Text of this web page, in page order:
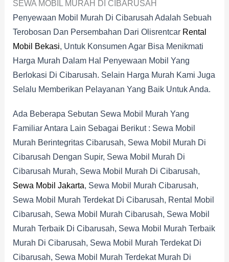
SEWA MOBIL MURAH DI CIBARUSAH
Penyewaan Mobil Murah Di Cibarusah Adalah Sebuah
Terobosan Dan Persembahan Dari Olisrentcar Rental
Mobil Bekasi, Untuk Konsumen Agar Bisa Menikmati
Harga Murah Dalam Hal Penyewaan Mobil Yang
Berlokasi Di Cibarusah. Selain Harga Murah Kami Juga
Selalu Memberikan Pelayanan Yang Baik Untuk Anda.
Ada Beberapa Sebutan Sewa Mobil Murah Yang
Familiar Antara Lain Sebagai Berikut : Sewa Mobil
Murah Berintegritas Cibarusah, Sewa Mobil Murah Di
Cibarusah Dengan Supir, Sewa Mobil Murah Di
Cibarusah Murah, Sewa Mobil Murah Di Cibarusah,
Sewa Mobil Jakarta, Sewa Mobil Murah Cibarusah,
Sewa Mobil Murah Terdekat Di Cibarusah, Rental Mobil
Cibarusah, Sewa Mobil Murah Cibarusah, Sewa Mobil
Murah Terbaik Di Cibarusah, Sewa Mobil Murah Terbaik
Murah Di Cibarusah, Sewa Mobil Murah Terdekat Di
Cibarusah, Sewa Mobil Murah Terdekat Murah Di